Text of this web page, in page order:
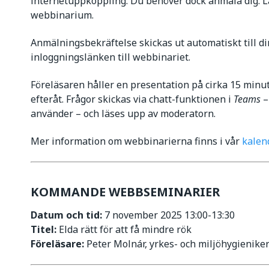
webbinarium.
Anmälningsbekräftelse skickas ut automatiskt till
inloggningslänken till webbinariet.
Föreläsaren håller en presentation på cirka 15
efteråt. Frågor skickas via chatt-funktionen i Teams
använder – och läses upp av moderatorn.
Mer information om webbinarierna finns i vår
KOMMANDE WEBBSEMINARIER
Datum och tid: 7 november 2025 13:00-13:30
Titel: Elda rätt för att få mindre rök
Föreläsare: Peter Molnár, yrkes- och